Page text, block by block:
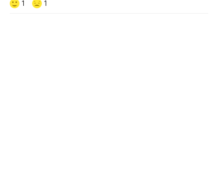
Like/Dislike
공
1
비
1